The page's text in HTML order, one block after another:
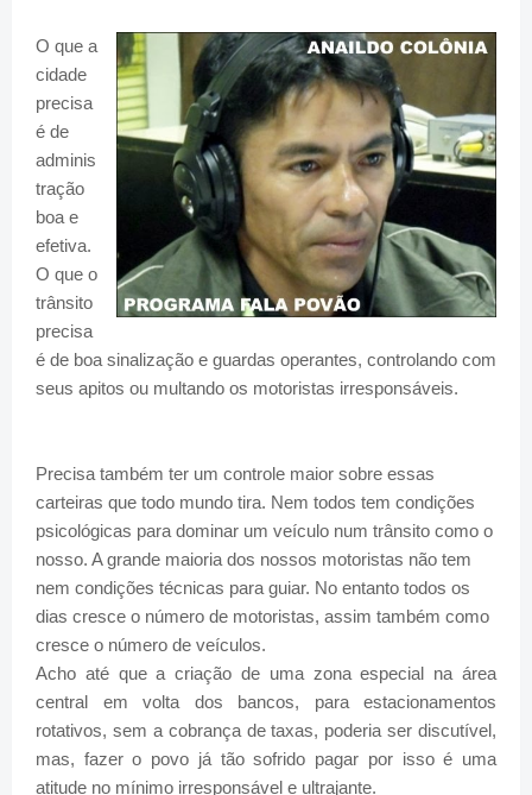
O que a
cidade
precisa
é de
adminis
tração
boa e
efetiva.
O que o
trânsito
precisa
é de boa sinalização e guardas operantes, controlando com
seus apitos ou multando os motoristas irresponsáveis.
Precisa também ter um controle maior sobre essas
carteiras que todo mundo tira. Nem todos tem condições
psicológicas para dominar um veículo num trânsito como o
nosso. A grande maioria dos nossos motoristas não tem
nem condições técnicas para guiar. No entanto todos os
dias cresce o número de motoristas, assim também como
cresce o número de veículos.
Acho até que a criação de uma zona especial na área
central em volta dos bancos, para estacionamentos
rotativos, sem a cobrança de taxas, poderia ser discutível,
mas, fazer o povo já tão sofrido pagar por isso é uma
atitude no mínimo irresponsável e ultrajante.